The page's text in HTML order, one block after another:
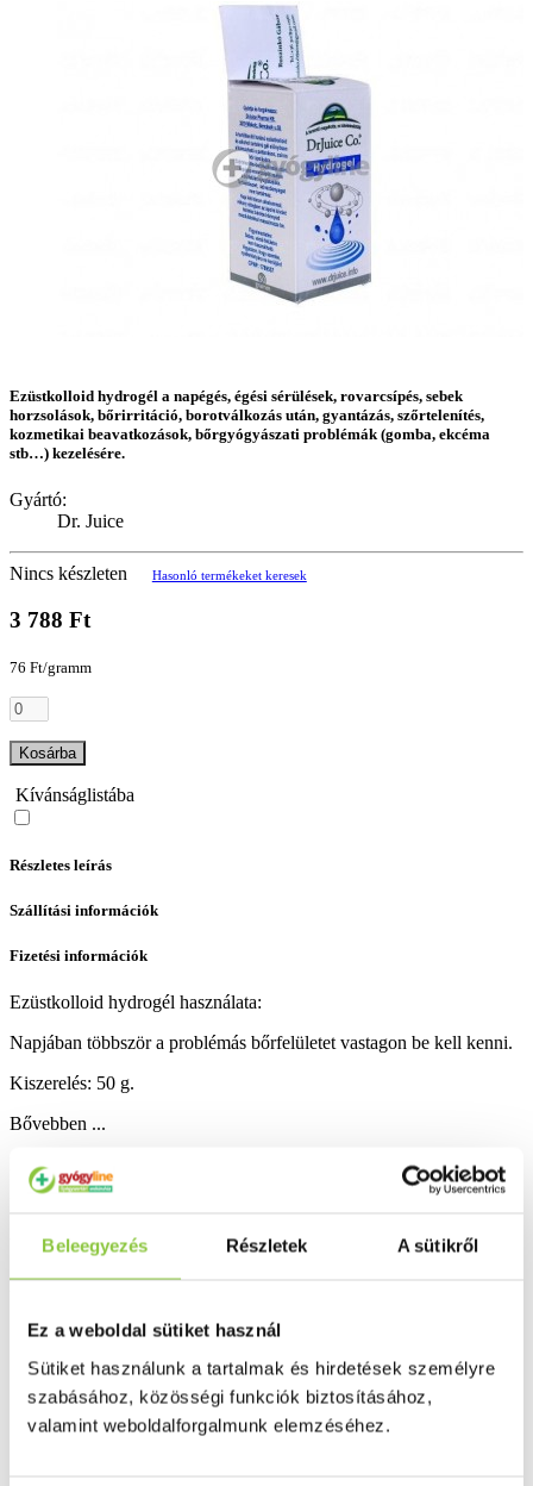
Beleegyezés Részletek A sütikről
Ez a weboldal sütiket használ
Sütiket használunk a tartalmak és hirdetések személyre
szabásához, közösségi funkciók biztosításához,
valamint weboldalforgalmunk elemzéséhez.
Ezüstkolloid hydrogél a napégés, égési sérülések, rovarcsípés, sebek
horzsolások, bőrirritáció, borotválkozás után, gyantázás, szőrtelenítés,
kozmetikai beavatkozások, bőrgyógyászati problémák (gomba, ekcéma
stb…) kezelésére.
Gyártó:
Dr. Juice
Nincs készleten Hasonló termékeket keresek
3 788 Ft
76 Ft/gramm
Kosárba
Kívánságlistába
Részletes leírás
Szállítási információk
Fizetési információk
Ezüstkolloid hydrogél használata:
Napjában többször a problémás bőrfelületet vastagon be kell kenni.
Kiszerelés: 50 g.
Bővebben ...
Ingyenes szállítás 18 000 Ft felett
Valós gyógyszertári háttér
Folyamatos akciók